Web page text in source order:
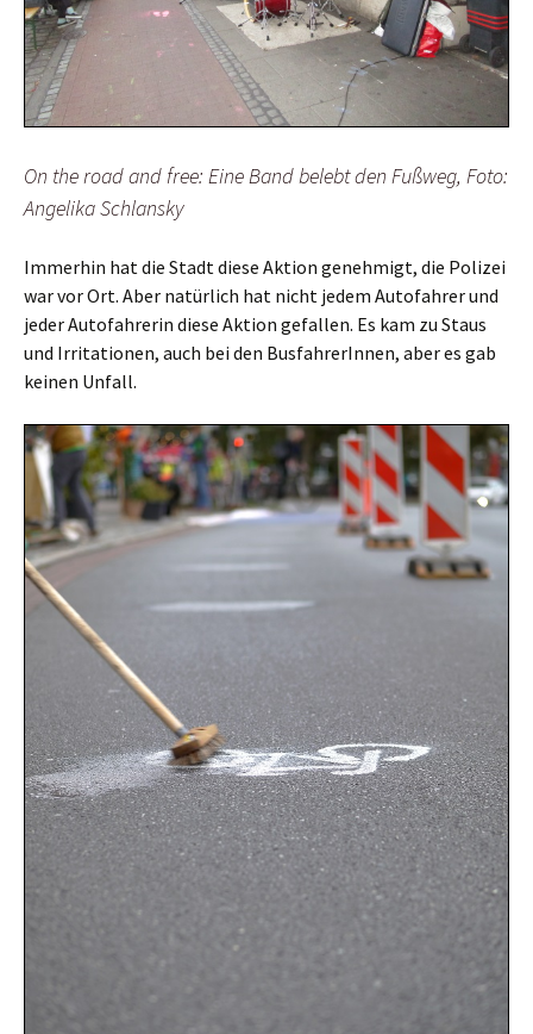
On the road and free: Eine Band belebt den Fußweg, Foto:
Angelika Schlansky
Immerhin hat die Stadt diese Aktion genehmigt, die Polizei
war vor Ort. Aber natürlich hat nicht jedem Autofahrer und
jeder Autofahrerin diese Aktion gefallen. Es kam zu Staus
und Irritationen, auch bei den BusfahrerInnen, aber es gab
keinen Unfall.